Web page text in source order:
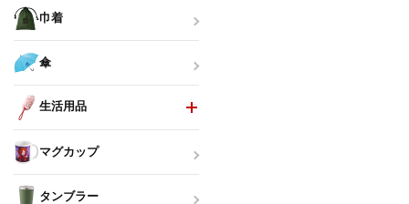
巾着
傘
生活用品
マグカップ
タンブラー